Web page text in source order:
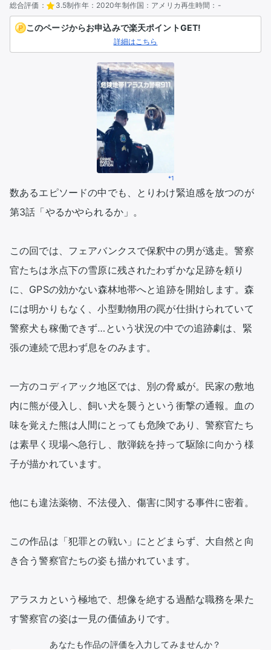
総合評価： 3.5制作年： 2020年制作国： アメリカ再生時間： -
このページからお申込みで楽天ポイントGET!
詳細はこちら
*1
数あるエピソードの中でも、とりわけ緊迫感を放つのが
第3話「やるかやられるか」。
この回では、フェアバンクスで保釈中の男が逃走。警察
官たちは氷点下の雪原に残されたわずかな足跡を頼り
に、GPSの効かない森林地帯へと追跡を開始します。森
には明かりもなく、小型動物用の罠が仕掛けられていて
警察犬も稼働できず…という状況の中での追跡劇は、緊
張の連続で思わず息をのみます。
一方のコディアック地区では、別の脅威が。民家の敷地
内に熊が侵入し、飼い犬を襲うという衝撃の通報。血の
味を覚えた熊は人間にとっても危険であり、警察官たち
は素早く現場へ急行し、散弾銃を持って駆除に向かう様
子が描かれています。
他にも違法薬物、不法侵入、傷害に関する事件に密着。
この作品は「犯罪との戦い」にとどまらず、大自然と向
き合う警察官たちの姿も描かれています。
アラスカという極地で、想像を絶する過酷な職務を果た
す警察官の姿は一見の価値ありです。
あなたも作品の評価を入力してみませんか？